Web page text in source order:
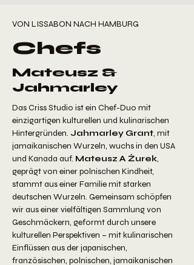
VON LISSABON NACH HAMBURG
Chefs
Mateusz &
Jahmarley
Das Criss Studio ist ein Chef-Duo mit
einzigartigen kulturellen und kulinarischen
Hintergründen. Jahmarley Grant, mit
jamaikanischen Wurzeln, wuchs in den USA
und Kanada auf. Mateusz A Żurek,
geprägt von einer polnischen Kindheit,
stammt aus einer Familie mit starken
deutschen Wurzeln. Gemeinsam schöpfen
wir aus einer vielfältigen Sammlung von
Geschmäckern, geformt durch unsere
kulturellen Perspektiven – mit kulinarischen
Einflüssen aus der japanischen,
französischen, polnischen, jamaikanischen